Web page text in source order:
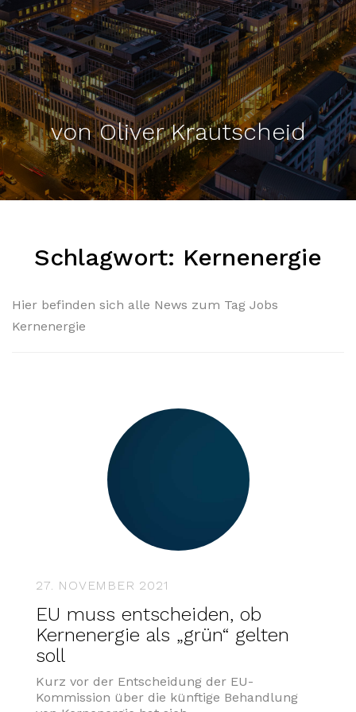
von Oliver Krautscheid
Schlagwort: Kernenergie
Hier befinden sich alle News zum Tag Jobs
Kernenergie
27. NOVEMBER 2021
EU muss entscheiden, ob
Kernenergie als „grün“ gelten
soll
Kurz vor der Entscheidung der EU-
Kommission über die künftige Behandlung